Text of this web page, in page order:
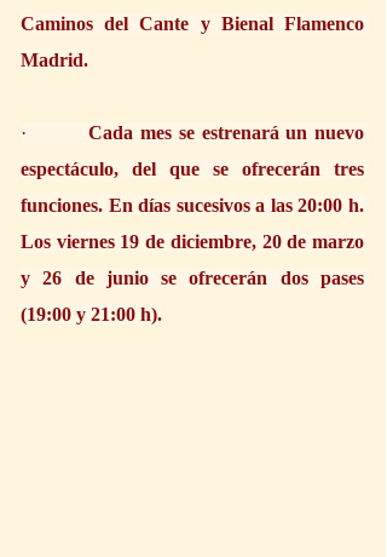
Caminos del Cante y Bienal Flamenco
Madrid.
· Cada mes se estrenará un nuevo
espectáculo, del que se ofrecerán tres
funciones. En días sucesivos a las 20:00 h.
Los viernes 19 de diciembre, 20 de marzo
y 26 de junio se ofrecerán dos pases
(19:00 y 21:00 h).